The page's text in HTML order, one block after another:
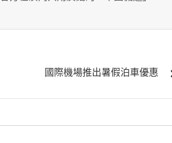
國際機場推出暑假泊車優惠